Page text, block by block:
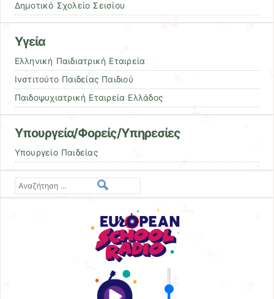
Δημοτικό Σχολείο Σεισίου
Υγεία
Ελληνική Παιδιατρική Εταιρεία
Ινστιτούτο Παιδείας Παιδιού
Παιδοψυχιατρική Εταιρεία Ελλάδος
Υπουργεία/Φορείς/Υπηρεσίες
Υπουργείο Παιδείας
Αναζήτηση